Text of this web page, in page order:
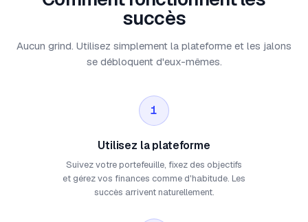
succès
Aucun grind. Utilisez simplement la plateforme et les jalons
se débloquent d'eux-mêmes.
1
Utilisez la plateforme
Suivez votre portefeuille, fixez des objectifs
et gérez vos finances comme d'habitude. Les
succès arrivent naturellement.